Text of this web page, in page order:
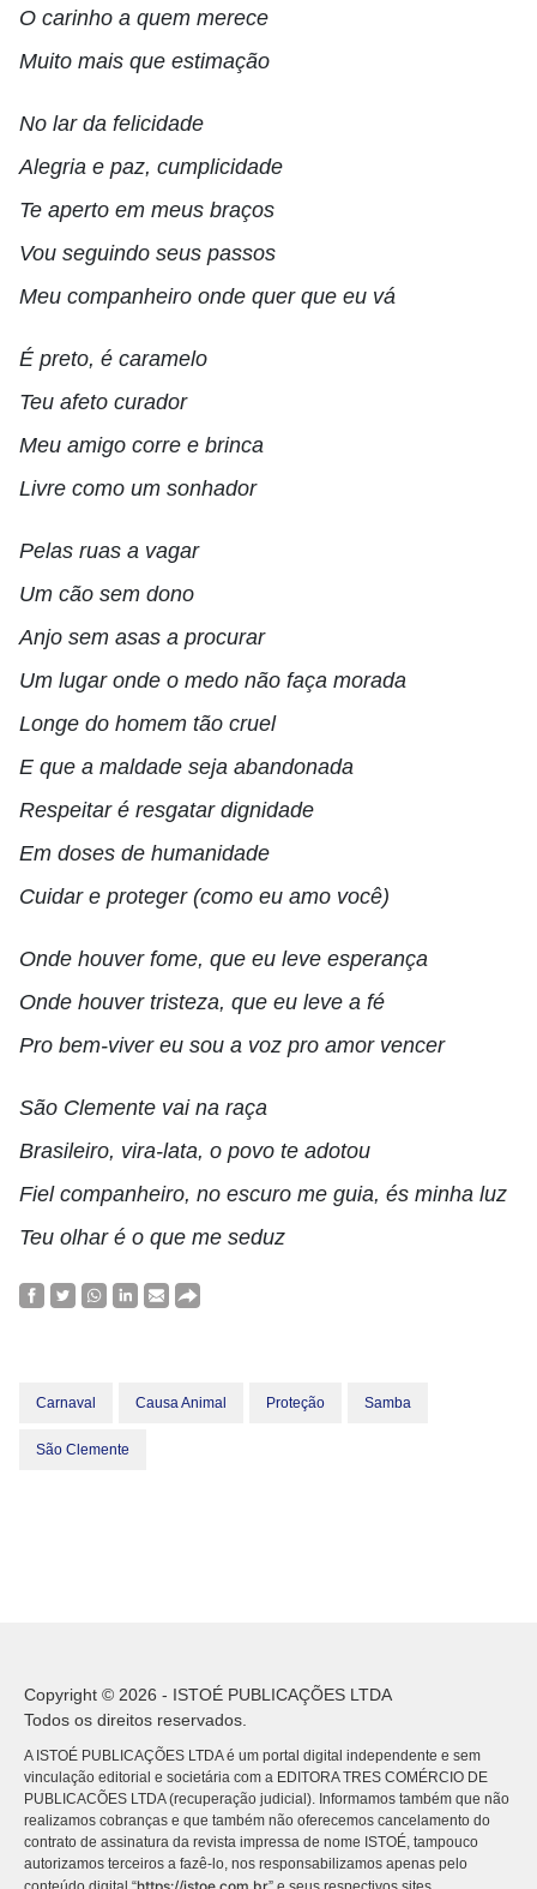
O carinho a quem merece
Muito mais que estimação
No lar da felicidade
Alegria e paz, cumplicidade
Te aperto em meus braços
Vou seguindo seus passos
Meu companheiro onde quer que eu vá
É preto, é caramelo
Teu afeto curador
Meu amigo corre e brinca
Livre como um sonhador
Pelas ruas a vagar
Um cão sem dono
Anjo sem asas a procurar
Um lugar onde o medo não faça morada
Longe do homem tão cruel
E que a maldade seja abandonada
Respeitar é resgatar dignidade
Em doses de humanidade
Cuidar e proteger (como eu amo você)
Onde houver fome, que eu leve esperança
Onde houver tristeza, que eu leve a fé
Pro bem-viver eu sou a voz pro amor vencer
São Clemente vai na raça
Brasileiro, vira-lata, o povo te adotou
Fiel companheiro, no escuro me guia, és minha luz
Teu olhar é o que me seduz
Carnaval Causa Animal Proteção Samba
São Clemente
Copyright © 2026 - ISTOÉ PUBLICAÇÕES LTDA
Todos os direitos reservados.
A ISTOÉ PUBLICAÇÕES LTDA é um portal digital independente e sem
vinculação editorial e societária com a EDITORA TRES COMÉRCIO DE
PUBLICACÕES LTDA (recuperação judicial). Informamos também que não
realizamos cobranças e que também não oferecemos cancelamento do
contrato de assinatura da revista impressa de nome ISTOÉ, tampouco
autorizamos terceiros a fazê-lo, nos responsabilizamos apenas pelo